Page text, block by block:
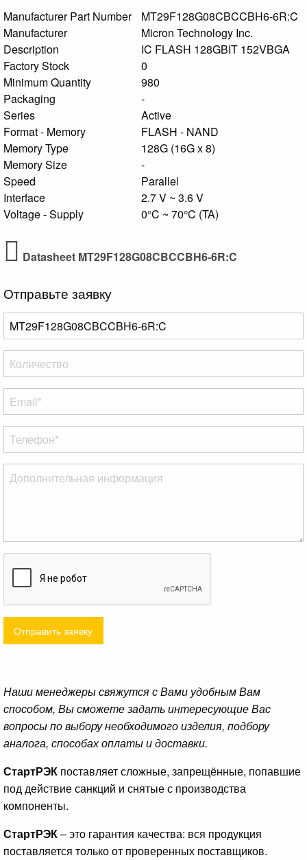
Manufacturer Part Number
MT29F128G08CBCCBH6-6R:C
Manufacturer
Micron Technology Inc.
Description
IC FLASH 128GBIT 152VBGA
Factory Stock
0
Minimum Quantity
980
Packaging
-
Series
Active
Format - Memory
FLASH - NAND
Memory Type
128G (16G x 8)
Memory Size
-
Speed
Parallel
Interface
2.7 V ~ 3.6 V
Voltage - Supply
0°C ~ 70°C (TA)
Datasheet MT29F128G08CBCCBH6-6R:C
Отправьте заявку
Отправить заявку
Наши менеджеры свяжутся с Вами удобным Вам
способом, Вы сможете задать интересующие Вас
вопросы по выбору необходимого изделия, подбору
аналога, способах оплаты и доставки.
СтартРЭК поставляет сложные, запрещённые, попавшие
под действие санкций и снятые с производства
компоненты.
СтартРЭК– это гарантия качества: вся продукция
поставляется только от проверенных поставщиков.